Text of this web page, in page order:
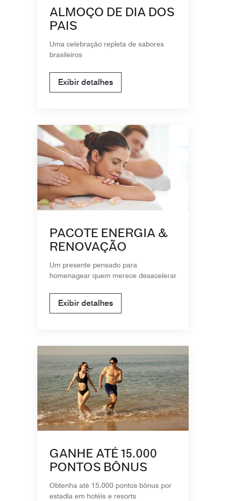
ALMOÇO DE DIA DOS
PAIS
Uma celebração repleta de sabores
brasileiros
Exibir detalhes
PACOTE ENERGIA &
RENOVAÇÃO
Um presente pensado para
homenagear quem merece desacelerar
Exibir detalhes
GANHE ATÉ 15.000
PONTOS BÔNUS
Obtenha até 15.000 pontos bônus por
estadia em hotéis e resorts